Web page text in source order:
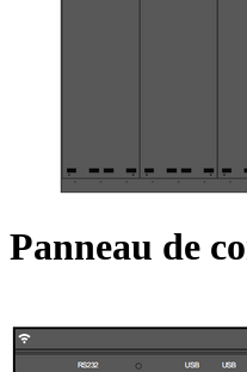
Panneau de